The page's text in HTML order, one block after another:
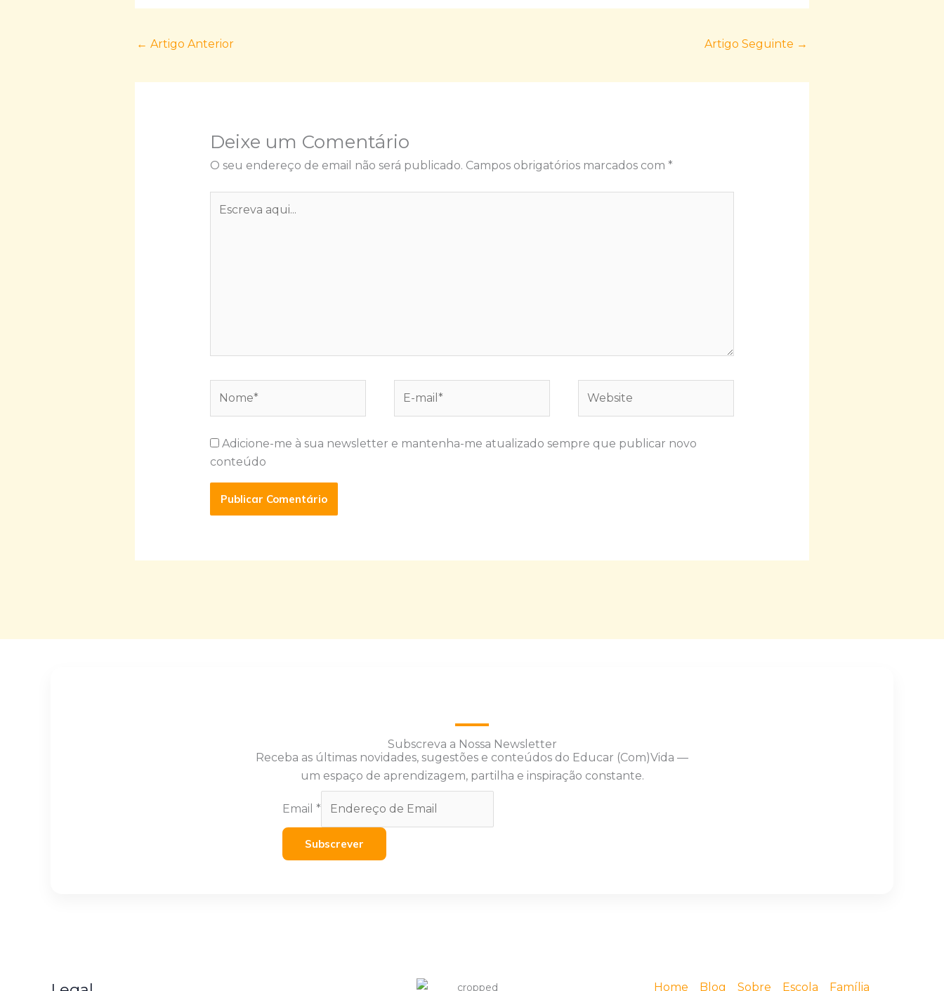
← Artigo Anterior Artigo Seguinte →
Deixe um Comentário
O seu endereço de email não será publicado. Campos obrigatórios marcados com *
aqui...
mail*
Adicione-me à sua newsletter e mantenha-me atualizado sempre que publicar novo
conteúdo
Subscreva a Nossa Newsletter
Receba as últimas novidades, sugestões e conteúdos do Educar (Com)Vida —
um espaço de aprendizagem, partilha e inspiração constante.
Email *
Subscrever
Home Blog Sobre Escola Família